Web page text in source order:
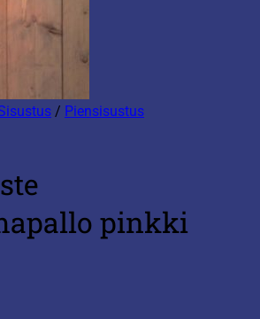
/ Piensisustus
pinkki